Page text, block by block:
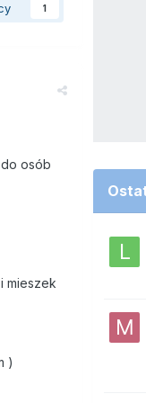
1
osób
mieszek
)